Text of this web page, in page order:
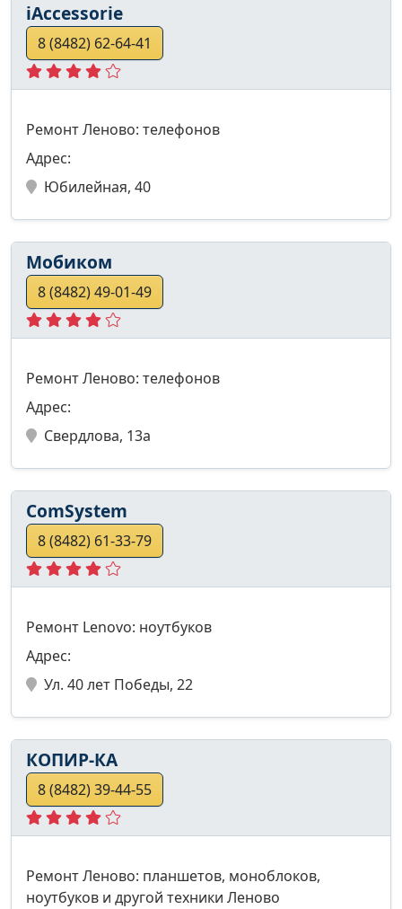
iAccessorie
8 (8482) 62-64-41
Ремонт Леново: телефонов
Адрес:
Юбилейная, 40
Мобиком
8 (8482) 49-01-49
Ремонт Леново: телефонов
Адрес:
Свердлова, 13а
ComSystem
8 (8482) 61-33-79
Ремонт Lenovo: ноутбуков
Адрес:
Ул. 40 лет Победы, 22
КОПИР-КА
8 (8482) 39-44-55
Ремонт Леново: планшетов, моноблоков,
ноутбуков и другой техники Леново